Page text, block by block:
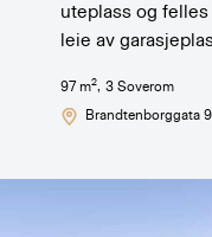
uteplass og
leie av
97 m2, 3Soverom
Brandtenborggata 9